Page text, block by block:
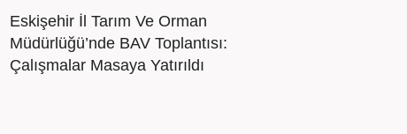
Eskişehir İl Tarım Ve Orman
Müdürlüğü’nde BAV Toplantısı:
Çalışmalar Masaya Yatırıldı